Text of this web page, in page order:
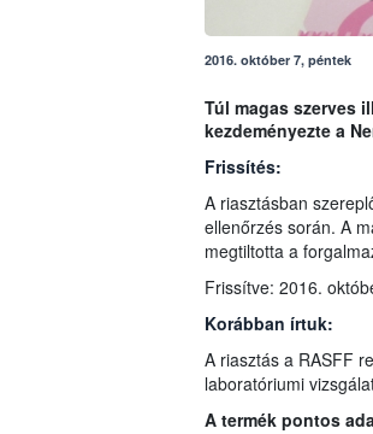
2016. október 7, péntek
Túl magas szerves
kezdeményezte a
Frissítés:
A riasztásban
ellenőrzés során. A
megtiltotta a
Frissítve: 2016.
Korábban írtuk:
A riasztás a RASFF
laboratóriumi
A termék pontos